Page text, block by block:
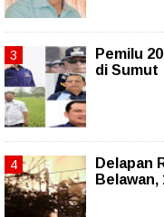
Pemilu
di Sumut
Delapan